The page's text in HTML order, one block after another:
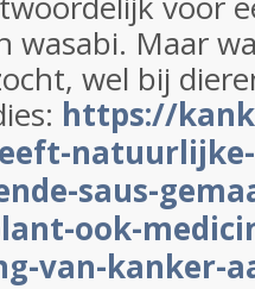
wasabi. Maar
wel bij
https://
saus-
ook-
van-kanker-